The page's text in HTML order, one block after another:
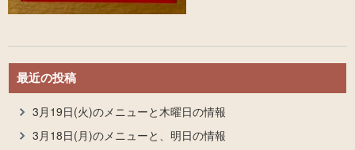
最近の投稿
3月19日(火)のメニューと木曜日の情報
3月18日(月)のメニューと、明日の情報